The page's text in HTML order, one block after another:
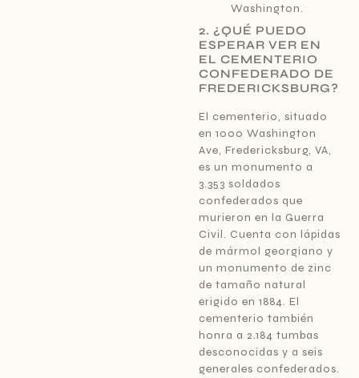
Washington.
2. ¿QUÉ PUEDO
ESPERAR VER EN
EL CEMENTERIO
CONFEDERADO DE
FREDERICKSBURG?
El cementerio, situado
en 1000 Washington
Ave, Fredericksburg, VA,
es un monumento a
3.353 soldados
confederados que
murieron en la Guerra
Civil. Cuenta con lápidas
de mármol georgiano y
un monumento de zinc
de tamaño natural
erigido en 1884. El
cementerio también
honra a 2.184 tumbas
desconocidas y a seis
generales confederados.